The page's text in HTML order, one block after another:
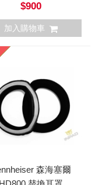
$900
加入購物車
森海塞爾